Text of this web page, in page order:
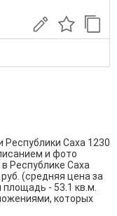
Саха 1230
и фото
в Республике Саха
(средняя цена за
- 53.1 кв.м.
которых